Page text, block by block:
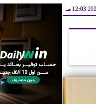
12:03 مـ